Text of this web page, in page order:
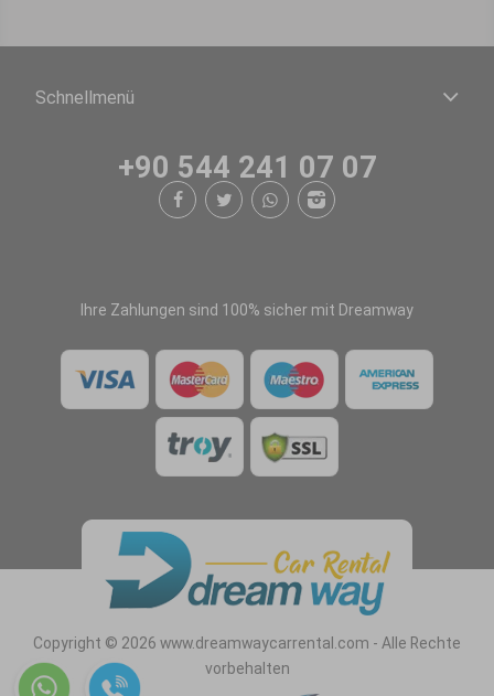
Schnellmenü
+90 544 241 07 07
Ihre Zahlungen sind 100% sicher mit Dreamway
Copyright © 2026 www.dreamwaycarrental.com - Alle Rechte
vorbehalten